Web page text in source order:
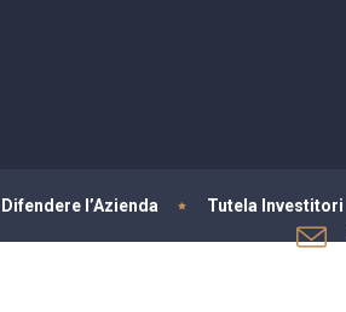
Difendere l’Azienda Tutela Investitori